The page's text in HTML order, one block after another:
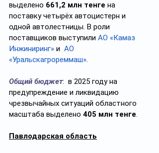
выделено 661,2 млн тенге на
поставку четырёх автоцистерн и
одной автолестницы. В роли
поставщиков выступили АО «Камаз
Инжиниринг» и АО
«Уральскагрореммаш».
Общий бюджет:  в 2025 году на
предупреждение и ликвидацию
чрезвычайных ситуаций областного
масштаба выделено 405 млн тенге.
Павлодарская область